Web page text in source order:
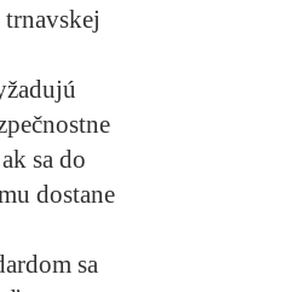
sa do
dostane
sa